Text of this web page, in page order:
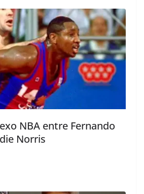
NBA entre Fernando
Norris